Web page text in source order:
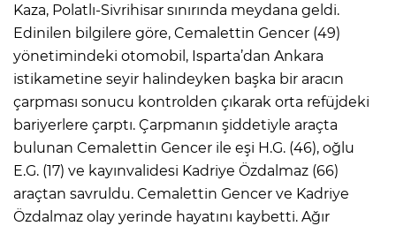
Kaza, Polatlı-Sivrihisar sınırında meydana geldi.
Edinilen bilgilere göre, Cemalettin Gencer (49)
yönetimindeki otomobil, Isparta’dan Ankara
istikametine seyir halindeyken başka bir aracın
çarpması sonucu kontrolden çıkarak orta refüjdeki
bariyerlere çarptı. Çarpmanın şiddetiyle araçta
bulunan Cemalettin Gencer ile eşi H.G. (46), oğlu
E.G. (17) ve kayınvalidesi Kadriye Özdalmaz (66)
araçtan savruldu. Cemalettin Gencer ve Kadriye
Özdalmaz olay yerinde hayatını kaybetti. Ağır